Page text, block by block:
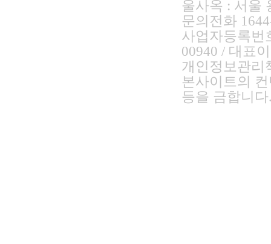
울사옥 : 서울
문의전화
사업자등록번
00940 / 대표
개인정보관리
본사이트의
등을 금합니